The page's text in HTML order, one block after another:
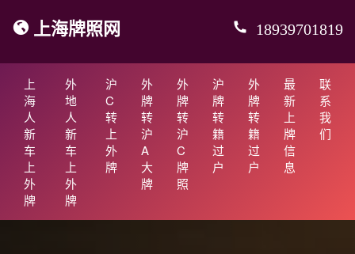
上海牌照网 18939701819
上
海
人
新
车
上
外
牌
外
地
人
新
车
上
外
牌
沪
C
转
上
外
牌
外
牌
转
沪
A
大
牌
外
牌
转
沪
C
牌
照
沪
牌
转
籍
过
户
外
牌
转
籍
过
户
最
新
上
牌
信
息
联
系
我
们